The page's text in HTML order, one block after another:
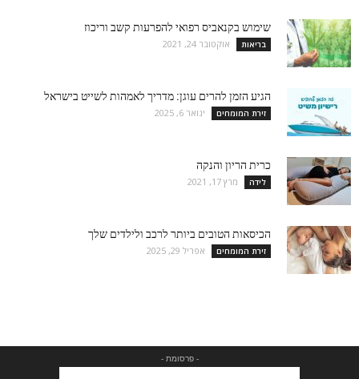
שימוש בקנאביס רפואי להפרעות קשב וריכוז
בריאות אוקטובר 24, 2021
הגיע הזמן להרים עוגן: מדריך לאמהות לשייט בישראל
זירת המומחים ינואר 6, 2025
כרית הריון והנקה
לידה מרץ 17, 2021
הכיסאות הטובים ביותר לרכב ולילדים שלך
זירת המומחים אפריל 29, 2025
- פרסומת -